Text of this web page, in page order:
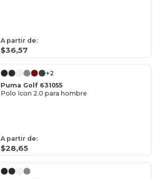
A partir de:
$36,57
+2
Puma Golf 631055
Polo Icon 2.0 para hombre
A partir de:
$28,65